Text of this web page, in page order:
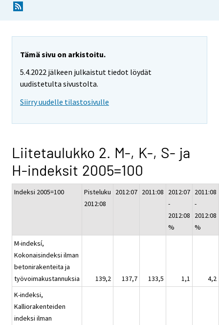
Tämä sivu on arkistoitu.
5.4.2022 jälkeen julkaistut tiedot löydät
uudistetulta sivustolta.
Siirry uudelle tilastosivulle
Liitetaulukko 2. M-, K-, S- ja
H-indeksit 2005=100
Indeksi 2005=100
Pisteluku
2012:08
2012:07 2011:08
2012:07
-
2012:08
%
2011:08
-
2012:08
%
M-indeksí,
Kokonaisindeksi ilman
betonirakenteita ja
työvoimakustannuksia
139,2 137,7 133,5 1,1
4,2
K-indeksi,
Kalliorakenteiden
indeksi ilman